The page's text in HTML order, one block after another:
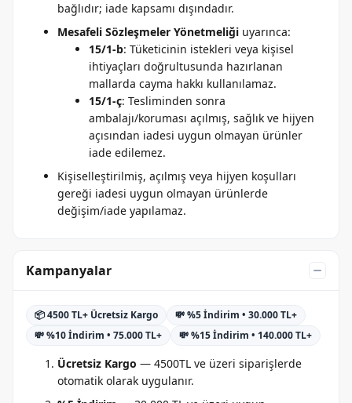
bağlıdır; iade kapsamı dışındadır.
Mesafeli Sözleşmeler Yönetmeliği uyarınca:
15/1-b: Tüketicinin istekleri veya kişisel
ihtiyaçları doğrultusunda hazırlanan
mallarda cayma hakkı kullanılamaz.
15/1-ç: Tesliminden sonra
ambalajı/koruması açılmış, sağlık ve hijyen
açısından iadesi uygun olmayan ürünler
iade edilemez.
Kişiselleştirilmiş, açılmış veya hijyen koşulları
gereği iadesi uygun olmayan ürünlerde
değişim/iade yapılamaz.
Kampanyalar
📦 4500 TL+ Ücretsiz Kargo
💸 %5 İndirim • 30.000 TL+
💸 %10 İndirim • 75.000 TL+
💸 %15 İndirim • 140.000 TL+
Ücretsiz Kargo — 4500TL ve üzeri siparişlerde
otomatik olarak uygulanır.